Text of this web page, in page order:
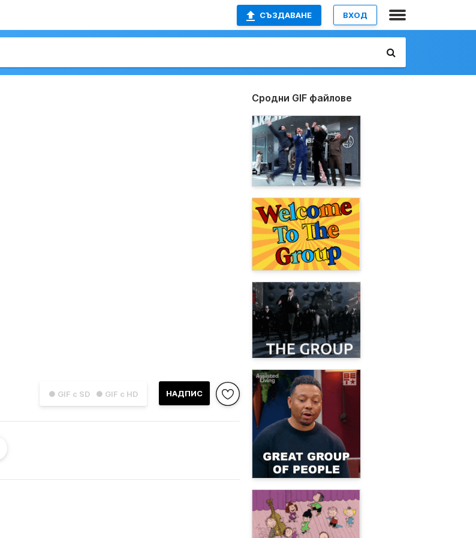
СЪЗДАВАНЕ ВХОД
● GIF с SD ● GIF с HD НАДПИС
Сродни GIF файлове